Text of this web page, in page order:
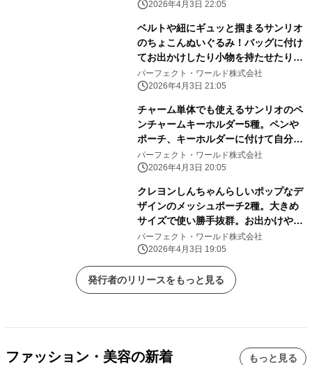
2026年4月3日 22:05
ベルトや紐にギュッと掴まるサンリオ
のちょこんぬいぐるみ！バッグに付け
てお出かけしたり小物を持たせたりと
自由に楽しめる！
パーフェクト・ワールド株式会社
2026年4月3日 21:05
チャーム単体でも使えるサンリオのペ
ンチャームキーホルダー5種。ペンや
ポーチ、キーホルダーに付けて自分だ
けのアレンジしよう
パーフェクト・ワールド株式会社
2026年4月3日 20:05
クレヨンしんちゃんらしいポップなデ
ザインのメッシュポーチ2種。大きめ
サイズで使い勝手抜群。お出かけや旅
行にぜひ！
パーフェクト・ワールド株式会社
2026年4月3日 19:05
発行者のリリースをもっと見る
ファッション・美容の新着 もっと見る